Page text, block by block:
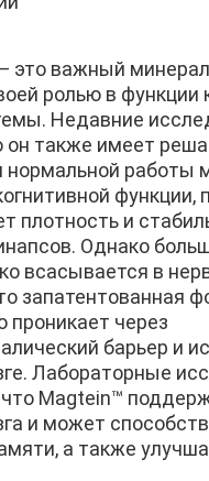
это важный
ролью в функции
Недавние
он также имеет
нормальной работы
функции,
плотность и
Однако
всасывается в
запатентованная
проникает через
барьер и
Лабораторные
Magtein™
и может
а также